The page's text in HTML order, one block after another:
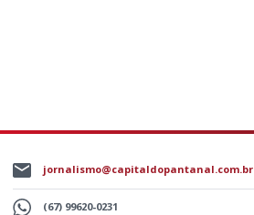
jornalismo@capitaldopantanal.com.br
(67) 99620-0231